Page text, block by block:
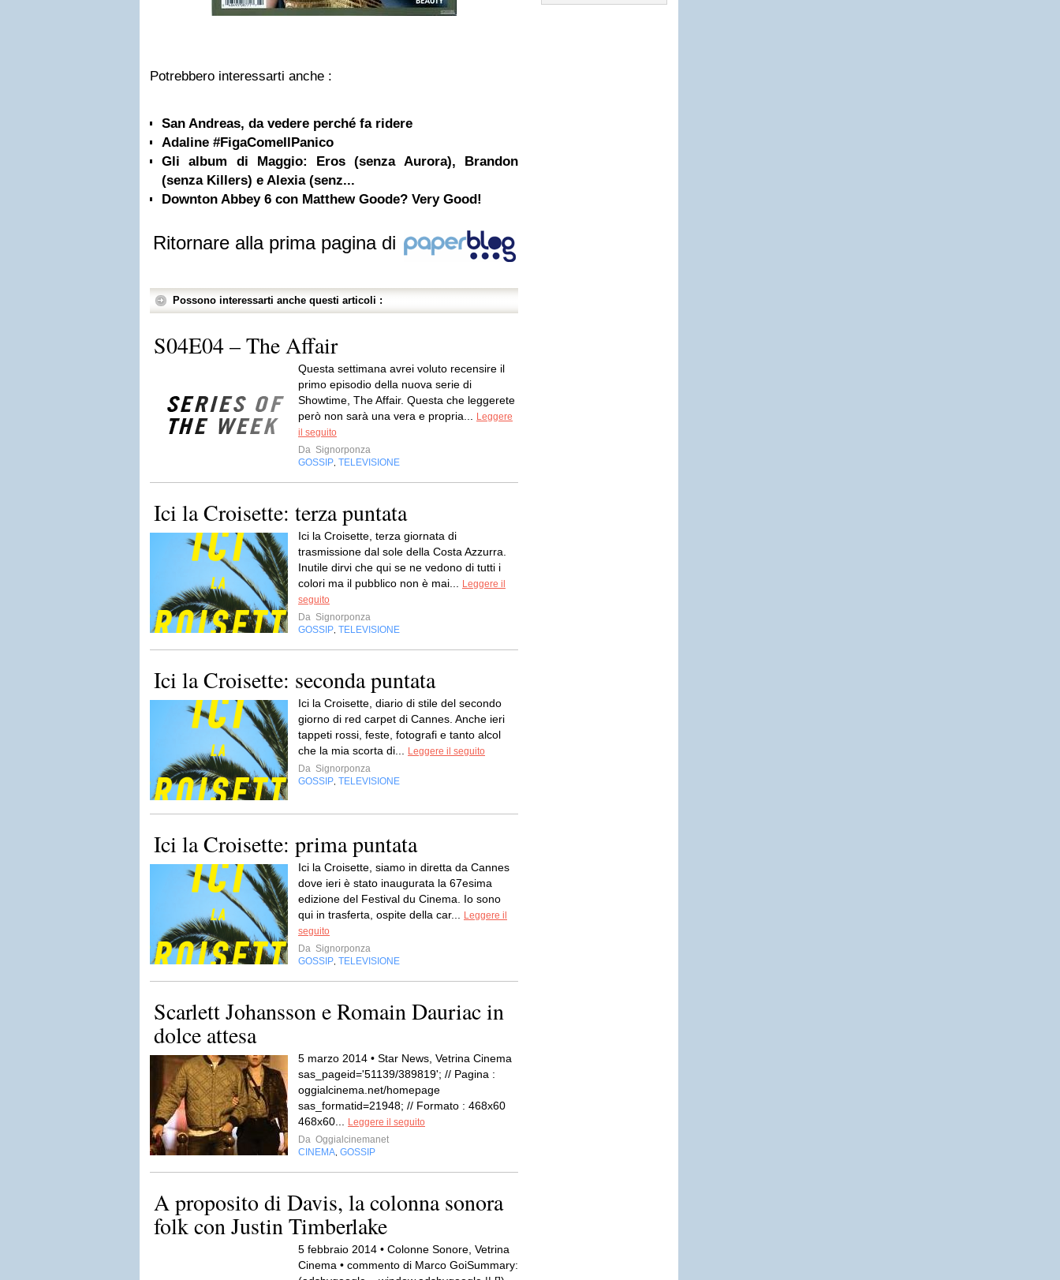
Potrebbero interessarti anche :
San Andreas, da vedere perché fa ridere
Adaline #FigaComeIlPanico
Gli album di Maggio: Eros (senza Aurora), Brandon
(senza Killers) e Alexia (senz...
Downton Abbey 6 con Matthew Goode? Very Good!
Ritornare alla prima pagina di
Possono interessarti anche questi articoli :
S04E04 – The Affair
Questa settimana avrei voluto recensire il
primo episodio della nuova serie di
Showtime, The Affair. Questa che leggerete
però non sarà una vera e propria...
Leggere
il seguito
Da Signorponza
GOSSIP TELEVISIONE
Ici la Croisette: terza puntata
Ici la Croisette, terza giornata di
trasmissione dal sole della Costa Azzurra.
Inutile dirvi che qui se ne vedono di tutti i
colori ma il pubblico non è mai...
Leggere il
seguito
Da Signorponza
GOSSIP TELEVISIONE
Ici la Croisette: seconda puntata
Ici la Croisette, diario di stile del secondo
giorno di red carpet di Cannes. Anche ieri
tappeti rossi, feste, fotografi e tanto alcol
che la mia scorta di...
Leggere il seguito
Da Signorponza
GOSSIP TELEVISIONE
Ici la Croisette: prima puntata
Ici la Croisette, siamo in diretta da Cannes
dove ieri è stato inaugurata la 67esima
edizione del Festival du Cinema. Io sono
qui in trasferta, ospite della car...
Leggere il
seguito
Da Signorponza
GOSSIP TELEVISIONE
Scarlett Johansson e Romain Dauriac in
dolce attesa
5 marzo 2014 • Star News, Vetrina Cinema
sas_pageid='51139/389819'; // Pagina :
oggialcinema.net/homepage
sas_formatid=21948; // Formato : 468x60
468x60...
Leggere il seguito
Da Oggialcinemanet
CINEMA GOSSIP
A proposito di Davis, la colonna sonora
folk con Justin Timberlake
5 febbraio 2014 • Colonne Sonore, Vetrina
Cinema • commento di Marco GoiSummary: